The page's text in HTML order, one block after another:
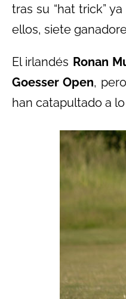
tras su “hat trick”
ellos, siete
El irlandés Ronan
Goesser Open,
han catapultado a